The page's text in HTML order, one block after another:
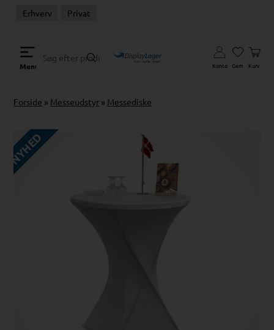
Erhverv Privat
Menu Konto Gem Kurv
Forside » Messeudstyr » Messediske
NYHED